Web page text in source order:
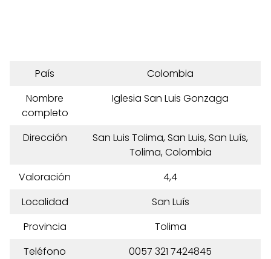
País
Colombia
Nombre
completo
Iglesia San Luis Gonzaga
Dirección
San Luis Tolima, San Luis, San Luís,
Tolima, Colombia
Valoración
4,4
Localidad
San Luís
Provincia
Tolima
Teléfono
0057 321 7424845